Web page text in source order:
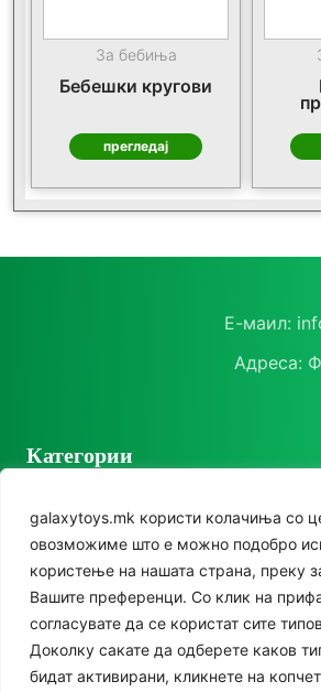
galaxytoys.mk користи колачиња со
овозможиме што е можно подобро
користење на нашата страна, преку
Вашите преференци. Со клик на
согласувате да се користат сите
Доколку сакате да одберете каков
бидат активирани, кликнете на
За бебиња
Бебешки кругови
прегледај
Е-маил:
Адреса:
Категории
Сезонска опрема
Друштвени игри
За двор
Едукативни